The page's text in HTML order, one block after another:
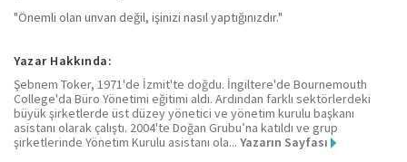
"Önemli olan unvan değil, işinizi nasıl yaptığınızdır."
Yazar Hakkında:
Şebnem Toker, 1971'de İzmit'te doğdu. İngiltere'de Bournemouth
College'da Büro Yönetimi eğitimi aldı. Ardından farklı sektörlerdeki
büyük şirketlerde üst düzey yönetici ve yönetim kurulu başkanı
asistanı olarak çalıştı. 2004'te Doğan Grubu’na katıldı ve grup
şirketlerinde Yönetim Kurulu asistanı ola... Yazarın Sayfası